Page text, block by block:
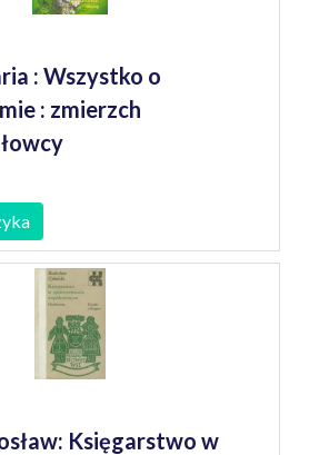
: Wszystko o
: zmierzch
Księgarstwo w